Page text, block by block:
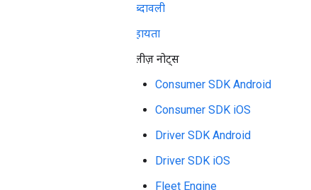
शब्दावली
सहायता
रिलीज़ नोट्स
Consumer SDK Android
Consumer SDK iOS
Driver SDK Android
Driver SDK iOS
Fleet Engine